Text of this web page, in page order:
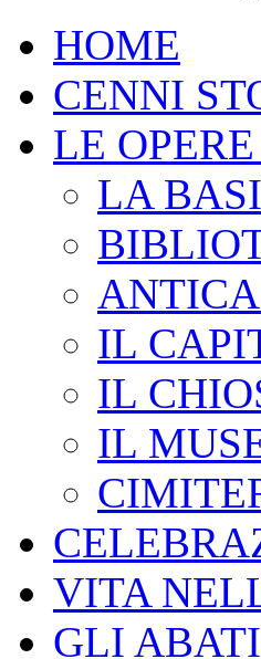
HOME
CENNI
LE
LA
IL
IL
IL
VITA
GLI ABATI